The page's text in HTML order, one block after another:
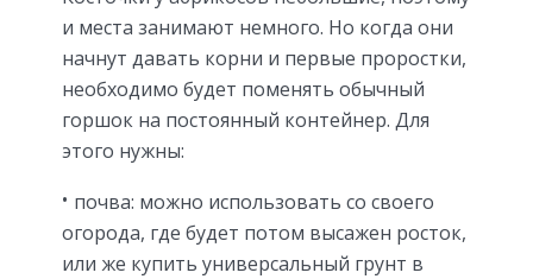
и места занимают немного. Но когда они
начнут давать корни и первые проростки,
необходимо будет поменять обычный
горшок на постоянный контейнер. Для
этого нужны:
почва: можно использовать со своего
огорода, где будет потом высажен росток,
или же купить универсальный грунт в